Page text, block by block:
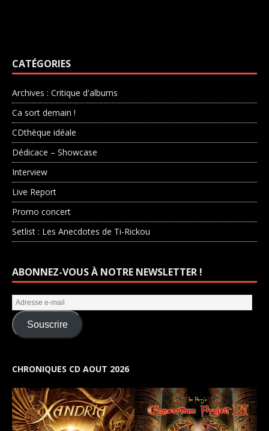
CATÉGORIES
Archives : Critique d'albums
Ca sort demain !
CDthèque idéale
Dédicace – Showcase
Interview
Live Report
Promo concert
Setlist : Les Anecdotes de Ti-Rickou
ABONNEZ-VOUS À NOTRE NEWSLETTER !
Souscrire
CHRONIQUES CD AOUT 2026